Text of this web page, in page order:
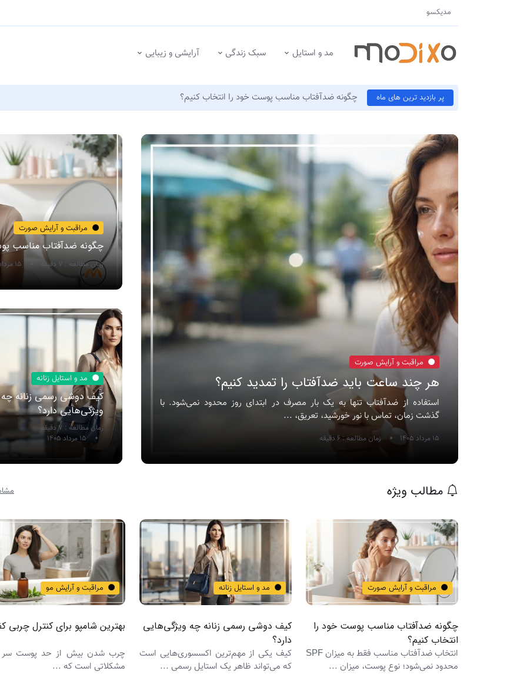
مدیکسو
مد و استایل سبک زندگی آرایشی و زیبایی
پر بازدید ترین های ماه چگونه ضدآفتاب مناسب پوست خود را انتخاب کنیم؟
مراقبت و آرایش صورت
هر چند ساعت باید ضدآفتاب را تمدید کنیم؟
استفاده از ضدآفتاب تنها به یک بار مصرف در ابتدای روز محدود نمی‌شود. با
گذشت زمان، تماس با نور خورشید، تعریق، ...
15 مرداد 1405 زمان مطالعه : 6 دقیقه
مراقبت و آرایش صورت
چگونه ضدآفتاب مناسب
زمان مطالعه : 7 دقیقه
مد و استایل زنانه
کیف دوشی رسمی زنانه چه
ویژگی‌هایی دارد؟
زمان مطالعه : 7 دقیقه
15 مرداد 1405
مطالب ویژه
مراقبت و آرایش صورت
چگونه ضدآفتاب مناسب پوست خود را
انتخاب کنیم؟
انتخاب ضدآفتاب مناسب فقط به میزان SPF
محدود نمی‌شود؛ نوع پوست، میزان ...
مد و استایل زنانه
کیف دوشی رسمی زنانه چه ویژگی‌هایی
دارد؟
کیف یکی از مهم‌ترین اکسسوری‌هایی است
که می‌تواند ظاهر یک استایل رسمی ...
مراقبت و آرایش مو
بهترین شامپو برای کنترل چربی
چرب شدن بیش از حد پوست سر
مشکلاتی است که ...